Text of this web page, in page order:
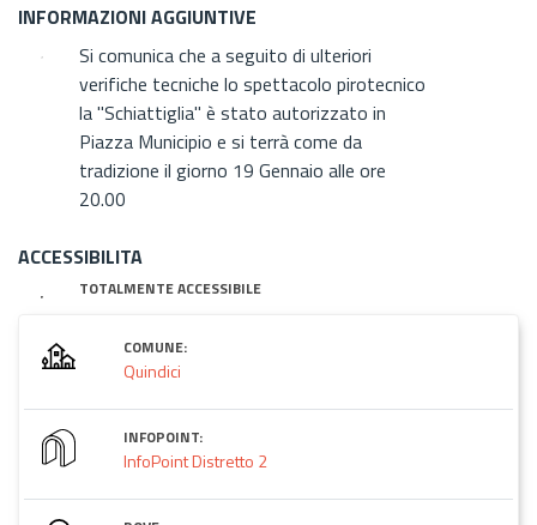
INFORMAZIONI AGGIUNTIVE
Si comunica che a seguito di ulteriori
verifiche tecniche lo spettacolo pirotecnico
la "Schiattiglia" è stato autorizzato in
Piazza Municipio e si terrà come da
tradizione il giorno 19 Gennaio alle ore
20.00
ACCESSIBILITA
TOTALMENTE ACCESSIBILE
COMUNE:
Quindici
INFOPOINT:
InfoPoint Distretto 2